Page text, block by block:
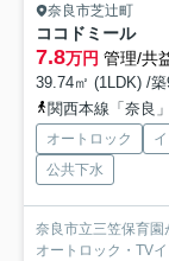
奈良市芝辻町
ココドミール
7.8万円 管理/共
39.74㎡ (1LDK) /
関西本線「奈良
オートロック
公共下水
奈良市立三笠保育園
オートロック・TV